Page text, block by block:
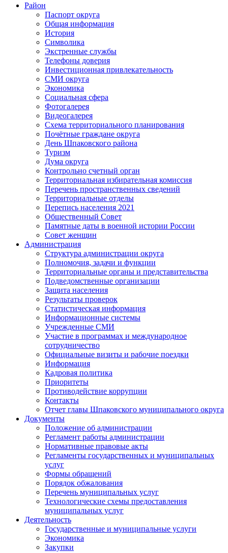
Район
Паспорт округа
Общая информация
История
Символика
Экстренные службы
Телефоны доверия
Инвестиционная привлекательность
СМИ округа
Экономика
Социальная сфера
Фотогалерея
Видеогалерея
Схема территориального планирования
Почётные граждане округа
День Шпаковского района
Туризм
Дума округа
Контрольно счетный орган
Территориальная избирательная комиссия
Перечень пространственных сведений
Территориальные отделы
Перепись населения 2021
Общественный Совет
Памятные даты в военной истории России
Совет женщин
Администрация
Структура администрации округа
Полномочия, задачи и функции
Территориальные органы и представительства
Подведомственные организации
Защита населения
Результаты проверок
Статистическая информация
Информационные системы
Учрежденные СМИ
Участие в программах и международное
сотрудничество
Официальные визиты и рабочие поездки
Информация
Кадровая политика
Приоритеты
Противодействие коррупции
Контакты
Отчет главы Шпаковского муниципального округа
Документы
Положение об администрации
Регламент работы администрации
Нормативные правовые акты
Регламенты государственных и муниципальных
услуг
Формы обращений
Порядок обжалования
Перечень муниципальных услуг
Технологические схемы предоставления
муниципальных услуг
Деятельность
Государственные и муниципальные услуги
Экономика
Закупки